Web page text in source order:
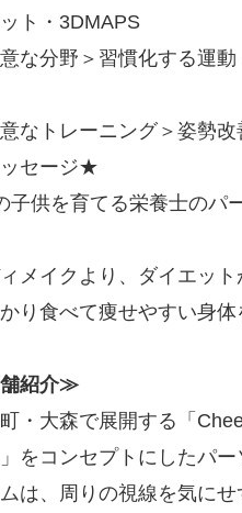
ト・3DMAPS
な分野＞習慣化する運
なトレーニング＞姿勢
セージ★
子供を育てる栄養士のパ
メイクより、ダイエッ
り食べて痩せやすい身
紹介≫
・大森で展開する「
をコンセプトにしたパー
は、周りの視線を気に